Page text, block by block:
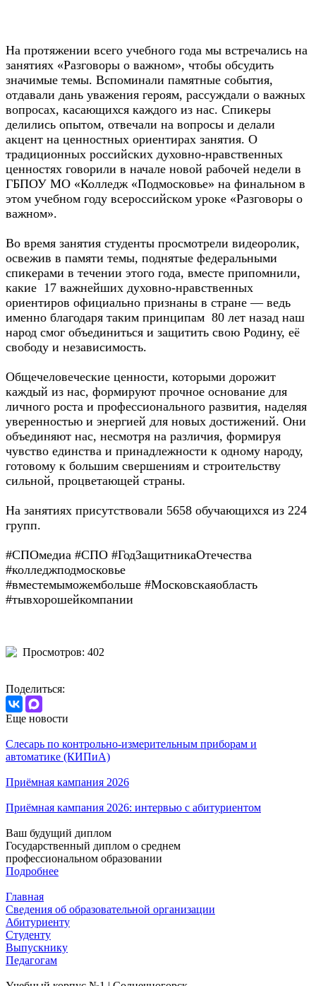
На протяжении всего учебного года мы встречались на
занятиях «Разговоры о важном», чтобы обсудить
значимые темы. Вспоминали памятные события,
отдавали дань уважения героям, рассуждали о важных
вопросах, касающихся каждого из нас. Спикеры
делились опытом, отвечали на вопросы и делали
акцент на ценностных ориентирах занятия. О
традиционных российских духовно-нравственных
ценностях говорили в начале новой рабочей недели в
ГБПОУ МО «Колледж «Подмосковье» на финальном в
этом учебном году всероссийском уроке «Разговоры о
важном».
Во время занятия студенты просмотрели видеоролик,
освежив в памяти темы, поднятые федеральными
спикерами в течении этого года, вместе припомнили,
какие 17 важнейших духовно-нравственных
ориентиров официально признаны в стране — ведь
именно благодаря таким принципам 80 лет назад наш
народ смог объединиться и защитить свою Родину, её
свободу и независимость.
Общечеловеческие ценности, которыми дорожит
каждый из нас, формируют прочное основание для
личного роста и профессионального развития, наделяя
уверенностью и энергией для новых достижений. Они
объединяют нас, несмотря на различия, формируя
чувство единства и принадлежности к одному народу,
готовому к большим свершениям и строительству
сильной, процветающей страны.
На занятиях присутствовали 5658 обучающихся из 224
групп.
#СПОмедиа #СПО #ГодЗащитникаОтечества
#колледжподмосковье
#вместемыможембольше #Московскаяобласть
#тывхорошейкомпании
Просмотров: 402
Поделиться:
Еще новости
Слесарь по контрольно-измерительным приборам и
автоматике (КИПиА)
Приёмная кампания 2026
Приёмная кампания 2026: интервью с абитуриентом
Ваш будущий диплом
Государственный диплом о среднем
профессиональном образовании
Подробнее
Главная
Сведения об образовательной организации
Абитуриенту
Студенту
Выпускнику
Педагогам